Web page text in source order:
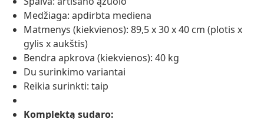
Medžiaga: apdirbta mediena
Matmenys (kiekvienos): 89,5 x 30 x 40 cm (plotis x
gylis x aukštis)
Bendra apkrova (kiekvienos): 40 kg
Du surinkimo variantai
Reikia surinkti: taip
Komplektą sudaro: